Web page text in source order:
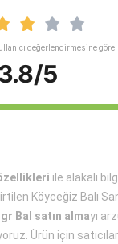
değerlendirmesine göre
5
ile alakalı
Köyceğiz Balı
Bal satın almayı
Ürün için